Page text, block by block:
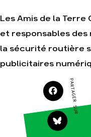
Agir
Faire un don
S'engager sur le
terrain
Agir au quotidien
Soutenir les
campagnes
Transmettre tout
ou partie de son
patrimoine
Les Amis de la
et responsables
la sécurité routière
publicitaires
PARTAGER SUR